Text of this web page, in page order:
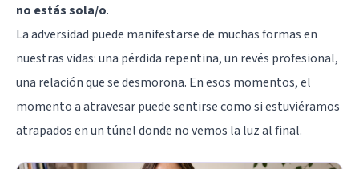
no estás sola/o.
La adversidad puede manifestarse de muchas formas en
nuestras vidas: una pérdida repentina, un revés profesional,
una relación que se desmorona. En esos momentos, el
momento a atravesar puede sentirse como si estuviéramos
atrapados en un túnel donde no vemos la luz al final.